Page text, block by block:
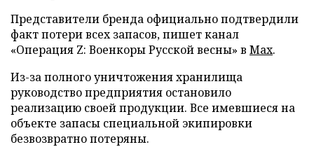
Представители бренда официально подтвердили
факт потери всех запасов, пишет канал
«Операция Z: Военкоры Русской весны» в Max.
Из-за полного уничтожения хранилища
руководство предприятия остановило
реализацию своей продукции. Все имевшиеся на
объекте запасы специальной экипировки
безвозвратно потеряны.